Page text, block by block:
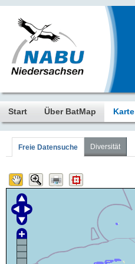
Start Über BatMap Karte
Freie Datensuche Diversität